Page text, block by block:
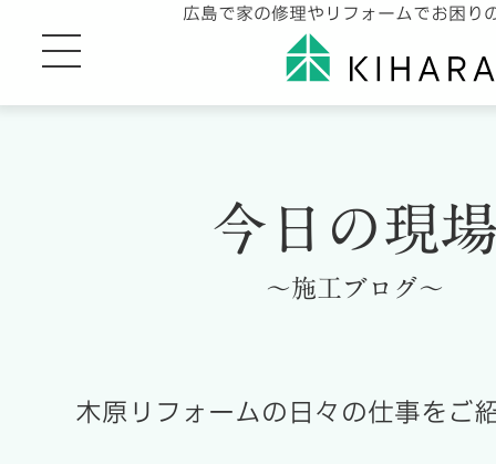
広島で家の修理やリフォームでお困り
今日の現
～施工ブログ～
木原リフォームの日々の仕事をご